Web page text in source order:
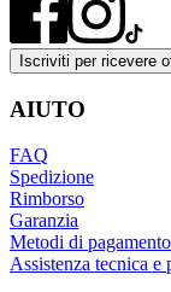
Iscriviti per ricevere
AIUTO
FAQ
Spedizione
Rimborso
Garanzia
Metodi di
Assistenza tecnica e